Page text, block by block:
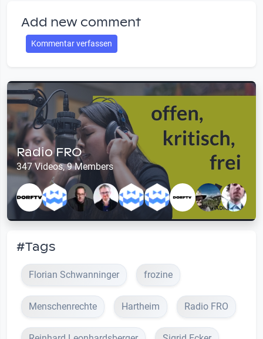
Add new comment
Kommentar verfassen
Radio FRO
347 Videos, 9 Members
#Tags
Florian Schwanninger frozine
Menschenrechte Hartheim Radio FRO